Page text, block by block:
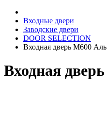
Входные двери
Заводские двери
DOOR SELECTION
Входная дверь М600
Входная